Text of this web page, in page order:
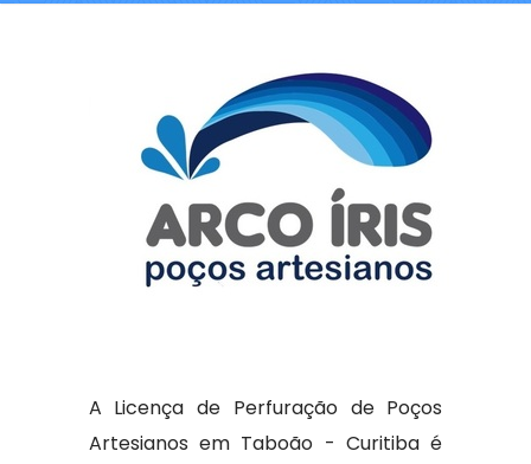
A Licença de Perfuração de Poços
Artesianos em Taboão - Curitiba é